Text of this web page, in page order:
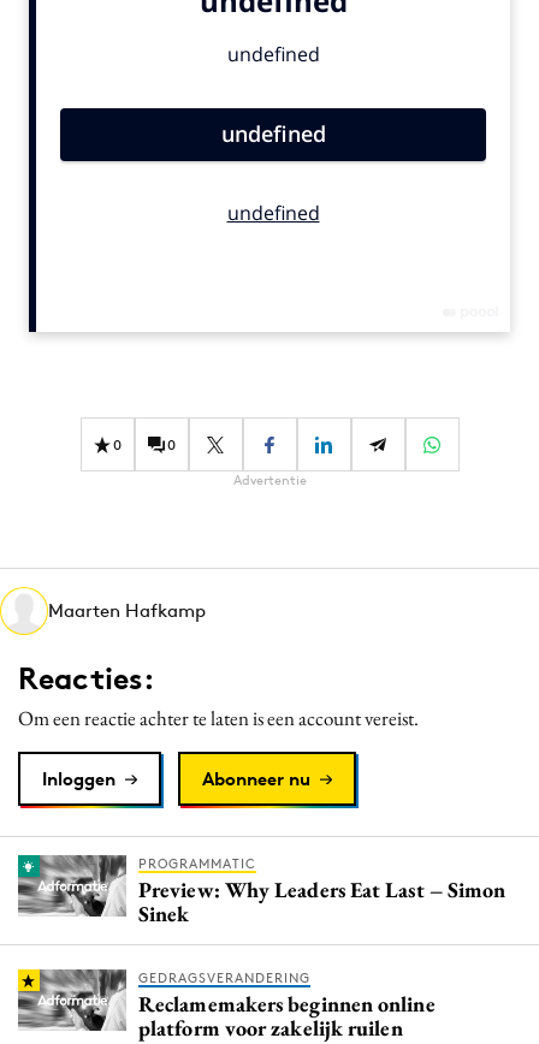
Gedragsverandering
Influencer marketing
Media
Merkstrategie
PR
Programmatic
Purpose Marketing
0 0
Advertentie
Maarten Hafkamp
Reacties:
Om een reactie achter te laten is een account vereist.
Inloggen Abonneer nu
PROGRAMMATIC
Preview: Why Leaders Eat Last – Simon
Sinek
GEDRAGSVERANDERING
Reclamemakers beginnen online
platform voor zakelijk ruilen